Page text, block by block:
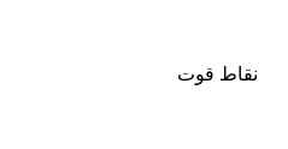
نقاط قوت